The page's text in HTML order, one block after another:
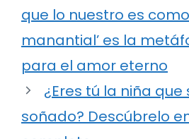
que lo nuestro es
manantial’ es la
para el amor eterno
¿Eres tú la niña
soñado? Descúbrelo